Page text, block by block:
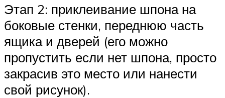
Этап 2: приклеивание шпона на
боковые стенки, переднюю часть
ящика и дверей (его можно
пропустить если нет шпона, просто
закрасив это место или нанести
свой рисунок).